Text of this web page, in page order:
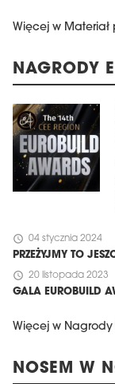
Więcej w Materiał
NAGRODY
schedule 04 stycznia 2024
PRZEŻYJMY TO
schedule 20 listopada 2023
GALA EUROBUILD
Więcej w Nagrody
NOSEM W